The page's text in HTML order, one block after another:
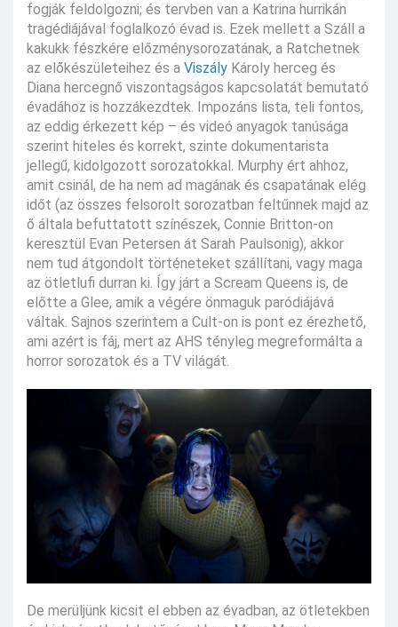
fogják feldolgozni; és tervben van a Katrina hurrikán
tragédiájával foglalkozó évad is. Ezek mellett a Száll a
kakukk fészkére előzménysorozatának, a Ratchetnek
az előkészületeihez és a Viszály Károly herceg és
Diana hercegnő viszontagságos kapcsolatát bemutató
évadához is hozzákezdtek. Impozáns lista, teli fontos,
az eddig érkezett kép – és videó anyagok tanúsága
szerint hiteles és korrekt, szinte dokumentarista
jellegű, kidolgozott sorozatokkal. Murphy ért ahhoz,
amit csinál, de ha nem ad magának és csapatának elég
időt (az összes felsorolt sorozatban feltűnnek majd az
ő általa befuttatott színészek, Connie Britton-on
keresztül Evan Petersen át Sarah Paulsonig), akkor
nem tud átgondolt történeteket szállítani, vagy maga
az ötletlufi durran ki. Így járt a Scream Queens is, de
előtte a Glee, amik a végére önmaguk paródiájává
váltak. Sajnos szerintem a Cult-on is pont ez érezhető,
ami azért is fáj, mert az AHS tényleg megreformálta a
horror sorozatok és a TV világát.
De merüljünk kicsit el ebben az évadban, az ötletekben